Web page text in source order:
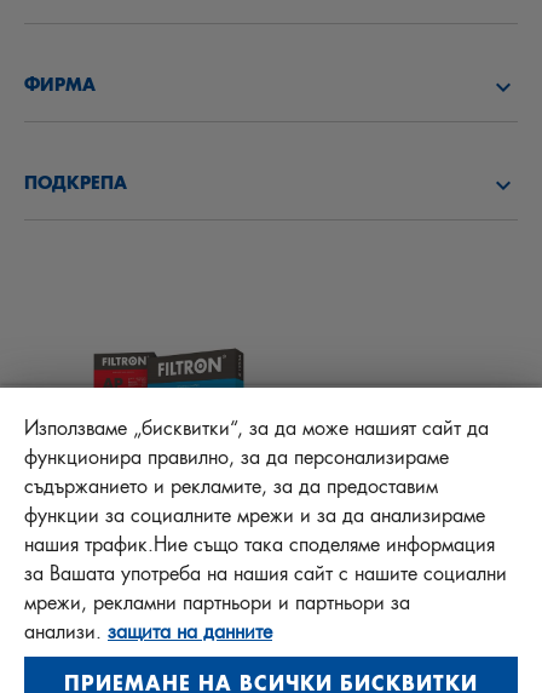
ФИРМА
ФАЙЛОВЕ ЗА ИЗТЕГЛЯНЕ
ПОДКРЕПА
FAQ
MANN+HUMMEL FT Poland
Sp. z o. o. Sp. k.
ul. Wrocławska 145, 63-800 GOSTYŃ, POLAND
Privacy Statement
Imprint
Използваме „бисквитки“, за да може нашият сайт да
функционира правилно, за да персонализираме
съдържанието и рекламите, за да предоставим
функции за социалните мрежи и за да анализираме
нашия трафик.Ние също така споделяме информация
за Вашата употреба на нашия сайт с нашите социални
мрежи, рекламни партньори и партньори за
анализи. защита на данните
ПРИЕМАНЕ НА ВСИЧКИ БИСКВИТКИ